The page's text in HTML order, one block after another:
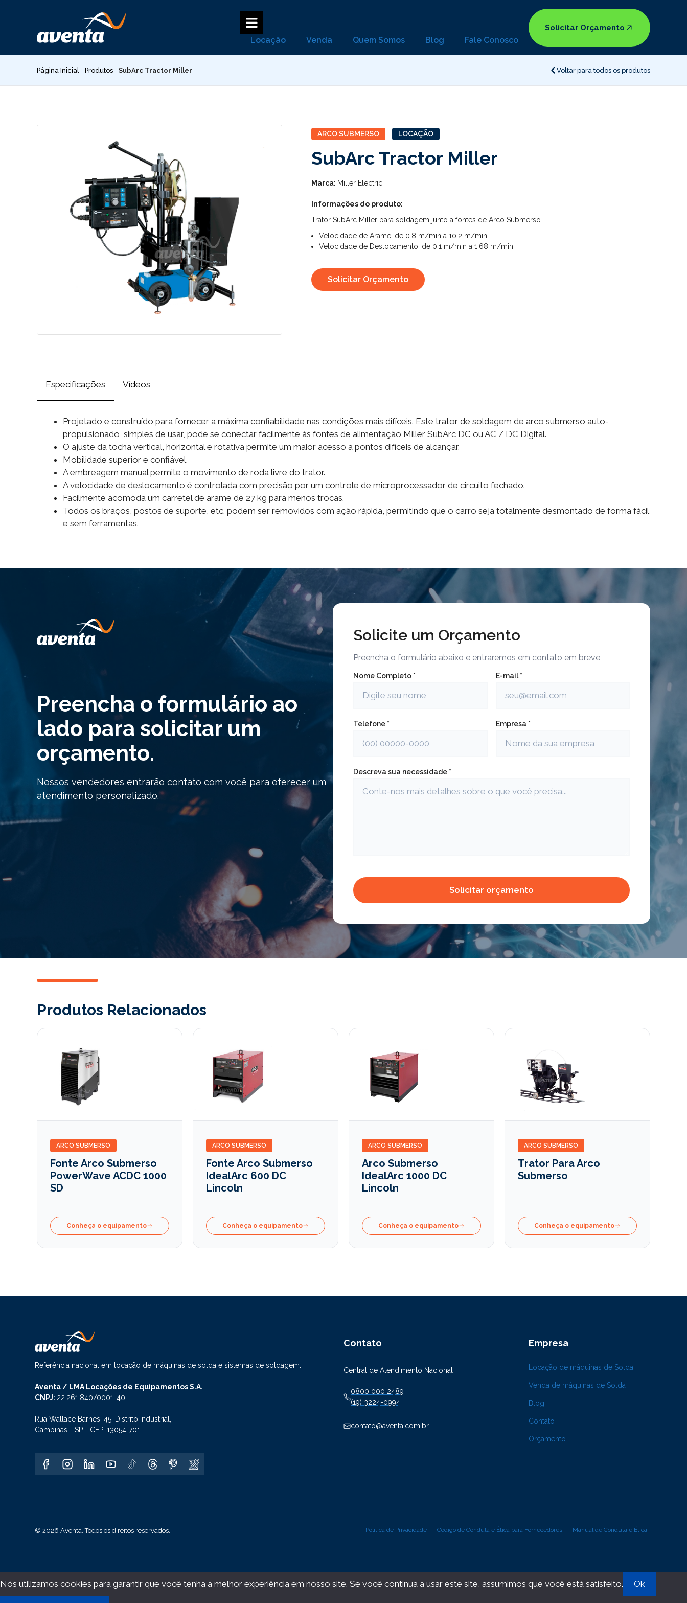
conteúdo
Locação Venda Quem Somos Blog Fale Conosco
Solicitar Orçamento
Página Inicial - Produtos - SubArc Tractor Miller Voltar para todos os produtos
ARCO SUBMERSO LOCAÇÃO
SubArc Tractor Miller
Marca: Miller Electric
Informações do produto:
Trator SubArc Miller para soldagem junto a fontes de Arco Submerso.
Velocidade de Arame: de 0.8 m/min a 10.2 m/min
Velocidade de Deslocamento: de 0.1 m/min a 1.68 m/min
Solicitar Orçamento
Especificações Vídeos
Projetado e construído para fornecer a máxima confiabilidade nas condições mais difíceis. Este trator de soldagem de arco submerso auto-
propulsionado, simples de usar, pode se conectar facilmente às fontes de alimentação Miller SubArc DC ou AC / DC Digital.
O ajuste da tocha vertical, horizontal e rotativa permite um maior acesso a pontos difíceis de alcançar.
Mobilidade superior e confiável.
A embreagem manual permite o movimento de roda livre do trator.
A velocidade de deslocamento é controlada com precisão por um controle de microprocessador de circuito fechado.
Facilmente acomoda um carretel de arame de 27 kg para menos trocas.
Todos os braços, postos de suporte, etc. podem ser removidos com ação rápida, permitindo que o carro seja totalmente desmontado de forma fácil
e sem ferramentas.
Preencha o formulário ao
lado para solicitar um
orçamento.
Nossos vendedores entrarão contato com você para oferecer um
atendimento personalizado.
Solicite um Orçamento
Preencha o formulário abaixo e entraremos em contato em breve
Nome Completo * E-mail *
Telefone * Empresa *
Descreva sua necessidade *
Produtos Relacionados
ARCO SUBMERSO
Fonte Arco Submerso
PowerWave ACDC 1000
SD
Conheça o equipamento
ARCO SUBMERSO
Fonte Arco Submerso
IdealArc 600 DC
Lincoln
Conheça o equipamento
ARCO SUBMERSO
Arco Submerso
IdealArc 1000 DC
Lincoln
Conheça o equipamento
ARCO SUBMERSO
Trator Para Arco
Submerso
Conheça o equipamento
Referência nacional em locação de máquinas de solda e sistemas de soldagem.
Aventa / LMA Locações de Equipamentos S.A.
CNPJ: 22.261.840/0001-40
Rua Wallace Barnes, 45, Distrito Industrial,
Campinas - SP - CEP: 13054-701
Contato
Central de Atendimento Nacional
0800 000 2489
(19) 3224-0994
contato@aventa.com.br
Empresa
Locação de máquinas de Solda
Venda de máquinas de Solda
Blog
Contato
Orçamento
© 2026 Aventa. Todos os direitos reservados. Política de Privacidade Código de Conduta e Ética para Fornecedores Manual de Conduta e Ética
Nós utilizamos cookies para garantir que você tenha a melhor experiência em nosso site. Se você continua a usar este site, assumimos que você está satisfeito. Ok